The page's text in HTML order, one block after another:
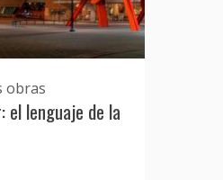
obras
el lenguaje de la